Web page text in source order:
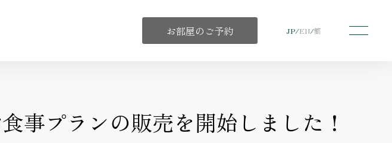
お部屋のご予約 JP/EN/繁
事プランの販売を開始しました！